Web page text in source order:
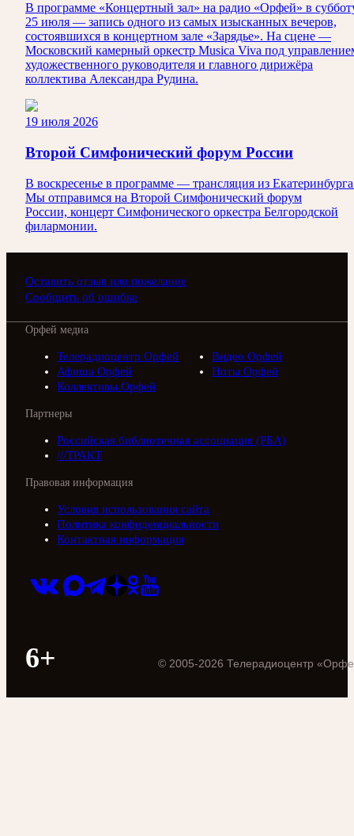
В программе «Концертный зал» на радио «Орфей» в
25 июля — запись одного из самых изысканных вечеров,
состоявшихся в концертном зале «Зарядье». На сцене —
Московский камерный оркестр Musica Viva под
художественного руководителя и главного дирижёра
коллектива Александра Рудина.
19 июля 2026
Второй Симфонический форум России
В воскресенье в программе — трансляция из
Мы отправимся на Второй Симфонический форум
России, концерт Симфонического оркестра Белгородской
филармонии.
Оставить отзыв или пожелание
Сообщить об ошибке
Орфей медиа
Телерадиоцентр Орфей
Видео Орфей
Афиша Орфей
Ноты Орфей
Коллективы Орфей
Партнеры
Российская библиотечная ассоциация (РБА)
///ТРАКТ
Правовая информация
Условия использования сайта
Политика конфиденциальности
Контактная информация
6+ © 2005-2026 Телерадиоцентр